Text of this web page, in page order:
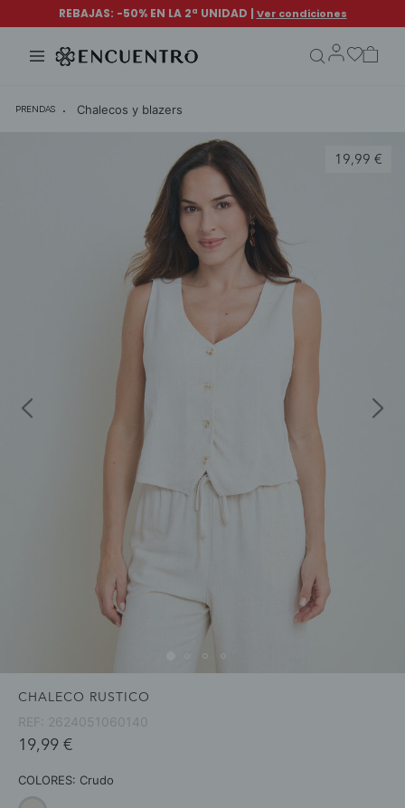
PRENDAS Chalecos y blazers
19,99 €
CHALECO RUSTICO
REF: 2624051060140
19,99 €
COLORES: Crudo